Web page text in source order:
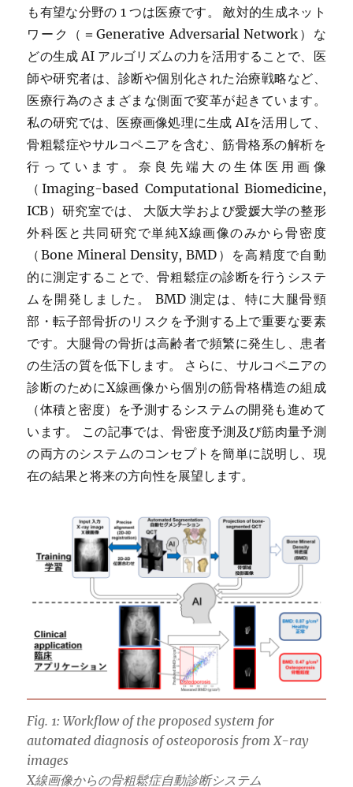
も有望な分野の 1 つは医療です。 敵対的生成ネット
ワーク（＝Generative Adversarial Network）な
どの生成 AI アルゴリズムの力を活用することで、医
師や研究者は、診断や個別化された治療戦略など、
医療行為のさまざまな側面で変革が起きています。
私の研究では、医療画像処理に生成 AIを活用して、
骨粗鬆症やサルコペニアを含む、筋骨格系の解析を
行っています。奈良先端大の生体医用画像
（Imaging-based Computational Biomedicine,
ICB）研究室では、 大阪大学および愛媛大学の整形
外科医と共同研究で単純X線画像のみから骨密度
（Bone Mineral Density, BMD）を高精度で自動
的に測定することで、骨粗鬆症の診断を行うシステ
ムを開発しました。 BMD 測定は、特に大腿骨頸
部・転子部骨折のリスクを予測する上で重要な要素
です。大腿骨の骨折は高齢者で頻繁に発生し、患者
の生活の質を低下します。 さらに、サルコペニアの
診断のためにX線画像から個別の筋骨格構造の組成
（体積と密度）を予測するシステムの開発も進めて
います。 この記事では、骨密度予測及び筋肉量予測
の両方のシステムのコンセプトを簡単に説明し、現
在の結果と将来の方向性を展望します。
Fig. 1: Workflow of the proposed system for
automated diagnosis of osteoporosis from X-ray
images
X線画像からの骨粗鬆症自動診断システム